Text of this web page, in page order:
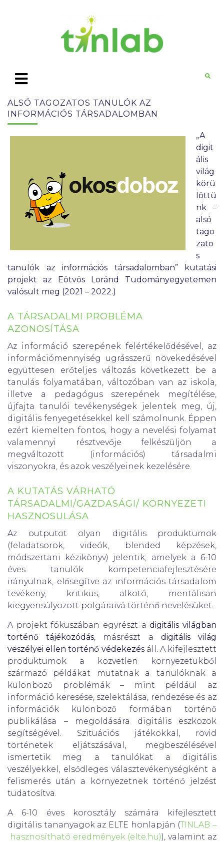
ALSÓ TAGOZATOS TANULÓK AZ
INFORMÁCIÓS TÁRSADALOMBAN
„A
digit
ális
világ
körü
löttü
nk –
alsó
tago
zato
s
tanulók az információs társadalomban” kutatási
projekt az Eötvös Loránd Tudományegyetemen
valósult meg (2021 – 2022.)
A TÁRSADALMI PROBLÉMA
AZONOSÍTÁSA
Az információ szerepének felértékelődésével, az
információmennyiség ugrásszerű növekedésével
együttesen erőteljes változás következett be a
tanulás folyamatában, változóban van az iskola,
illetve a pedagógus szerepének megítélése,
újfajta tanulói tevékenységek jelentek meg, új,
digitális fenyegetésekkel kell számolnunk. Éppen
ezért kiemelten fontos, hogy a nevelési folyamat
valamennyi résztvevője felkészüljön a
megváltozott (információs) társadalmi
viszonyokra, és azok veszélyeinek kezelésére.
A KUTATÁS VÁRHATÓ
TÁRSADALMI/GAZDASÁGI/ KÖRNYEZETI
HASZNOSULÁSA
Az outputot olyan digitális produktumok
(feladatsorok, videók, blended képzések,
módszertani kézikönyv) jelentik, amelyek a 6-10
éves tanulók kompetenciafejlesztésére
irányulnak, elősegítve az információs társadalom
tevékeny, kritikus, alkotó, mentálisan
kiegyensúlyozott polgáraivá történő nevelésüket.
A projekt fókuszában egyrészt adigitális világban
történő tájékozódás, másrészt a digitális világ
veszélyei ellen történő védekezésáll. A kifejlesztett
produktumok a közvetlen környezetükből
származó példákat mutatnak a tanulóknak a
különböző problémák – mint például az
információ keresése, szelektálása, rendezése és az
információk különböző formában történő
publikálása – megoldására digitális eszközök
segítségével. Szituációs játékokkal, rövid
történetek eljátszásával, megbeszélésével
ismertetik meg a tanulókat a digitális
veszélyekkel, elsődleges választevékenységként a
felismerés után a környezetnek történő jelzést
tudatosítva.
A 6-10 éves korosztály számára kifejlesztett
digitális tananyagok az ELTE honlapján (TINLAB –
hasznosítható eredmények (elte.hu)), valamint az